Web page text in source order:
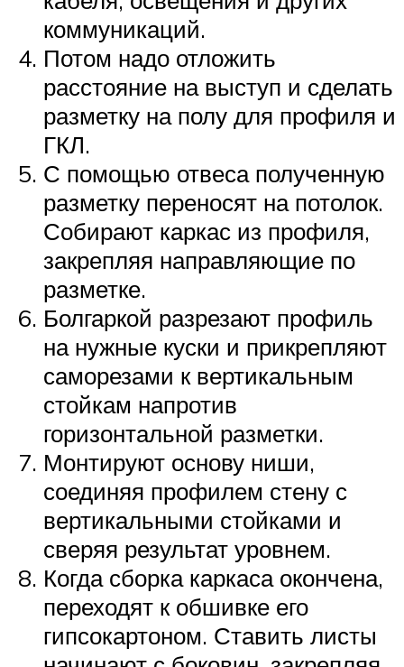
коммуникаций.
Потом надо отложить
расстояние на выступ и сделать
разметку на полу для профиля и
ГКЛ.
С помощью отвеса полученную
разметку переносят на потолок.
Собирают каркас из профиля,
закрепляя направляющие по
разметке.
Болгаркой разрезают профиль
на нужные куски и прикрепляют
саморезами к вертикальным
стойкам напротив
горизонтальной разметки.
Монтируют основу ниши,
соединяя профилем стену с
вертикальными стойками и
сверяя результат уровнем.
Когда сборка каркаса окончена,
переходят к обшивке его
гипсокартоном. Ставить листы